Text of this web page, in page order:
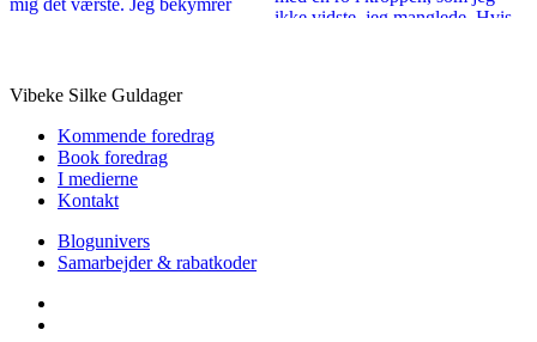
Vibeke Silke Guldager
Kommende foredrag
Book foredrag
I medierne
Kontakt
Blogunivers
Samarbejder & rabatkoder